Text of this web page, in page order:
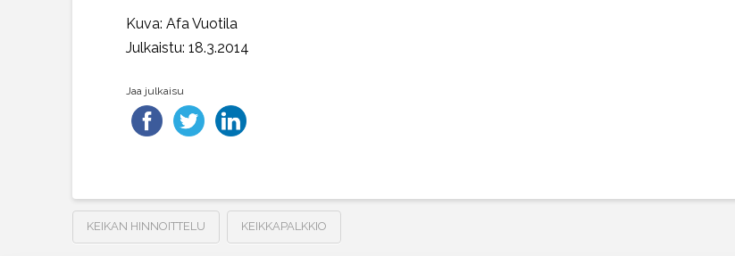
Kuva: Afa Vuotila
Julkaistu: 18.3.2014
Jaa julkaisu
KEIKAN HINNOITTELU KEIKKAPALKKIO